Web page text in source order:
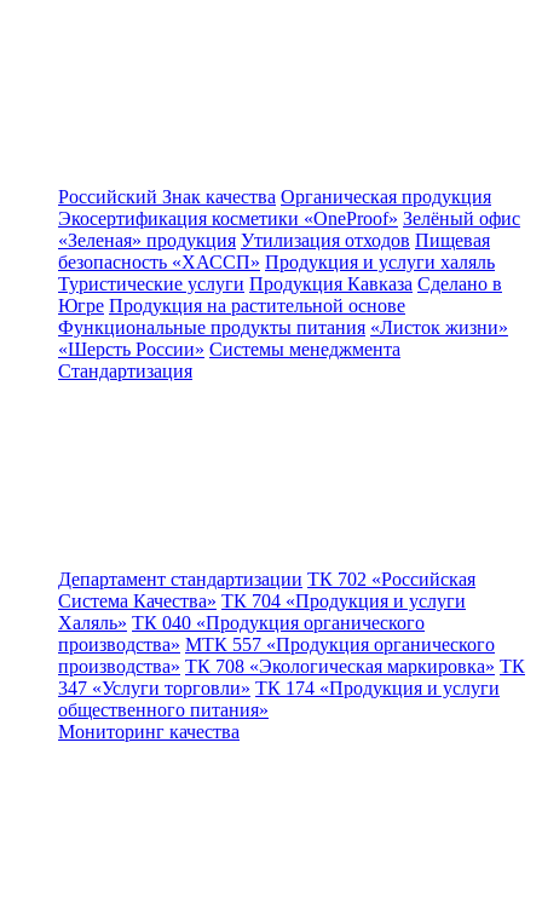
Российский Знак качества Органическая продукция
Экосертификация косметики «OneProof» Зелёный офис
«Зеленая» продукция Утилизация отходов Пищевая
безопасность «ХАССП» Продукция и услуги халяль
Туристические услуги Продукция Кавказа Сделано в
Югре Продукция на растительной основе
Функциональные продукты питания «Листок жизни»
«Шерсть России» Системы менеджмента
Стандартизация
Департамент стандартизации ТК 702 «Российская
Система Качества» ТК 704 «Продукция и услуги
Халяль» ТК 040 «Продукция органического
производства» МТК 557 «Продукция органического
производства» ТК 708 «Экологическая маркировка» ТК
347 «Услуги торговли» ТК 174 «Продукция и услуги
общественного питания»
Мониторинг качества